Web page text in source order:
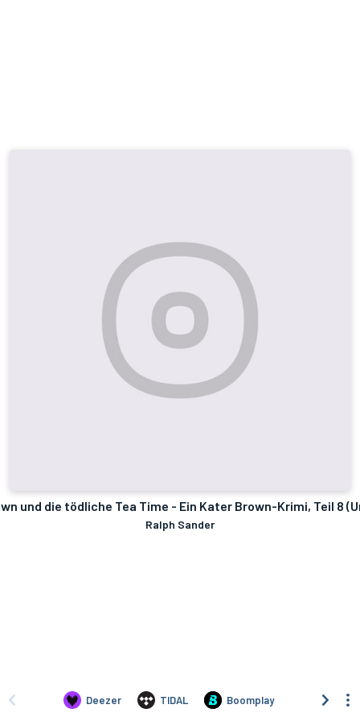
und die tödliche Tea Time - Ein Kater Brown-Krimi, Teil 8
Ralph Sander
Deezer TIDAL Boomplay